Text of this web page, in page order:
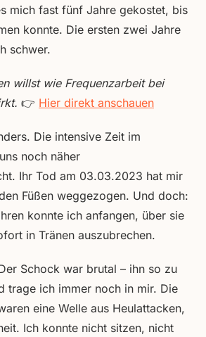
mich fast fünf Jahre gekostet, bis
konnte. Die ersten zwei Jahre
schwer.
willst wie Frequenzarbeit bei
👉 Hier direkt anschauen
Die intensive Zeit im
noch näher
Ihr Tod am 03.03.2023 hat mir
Füßen weggezogen. Und doch:
konnte ich anfangen, über sie
in Tränen auszubrechen.
Schock war brutal – ihn so zu
trage ich immer noch in mir. Die
eine Welle aus Heulattacken,
Ich konnte nicht sitzen, nicht